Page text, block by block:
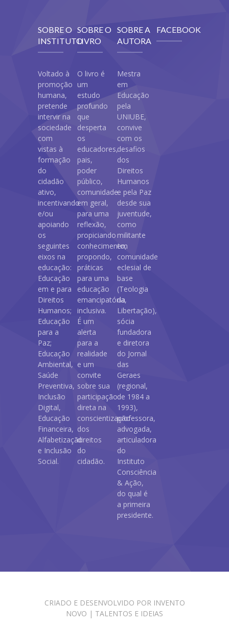
SOBRE O
INSTITUTO
Voltado à
promoção
humana,
pretende
intervir na
sociedade
com
vistas à
formação
do
cidadão
ativo,
incentivando
e/ou
apoiando
os
seguintes
eixos na
educação:
Educação
em e para
Direitos
Humanos;
Educação
para a
Paz;
Educação
Ambiental,
Saúde
Preventiva,
Inclusão
Digital,
Educação
Financeira,
Alfabetização
e Inclusão
Social.
SOBRE O
LIVRO
O livro é
um
estudo
profundo
que
desperta
os
educadores,
pais,
poder
público,
comunidade
em geral,
para uma
reflexão,
propiciando
conhecimento,
propondo,
práticas
para uma
educação
emancipatória,
inclusiva.
É um
alerta
para a
realidade
e um
convite
sobre sua
participação
direta na
conscientização
dos
direitos
do
cidadão.
SOBRE A
AUTORA
Mestra
em
Educação
pela
UNIUBE,
convive
com os
desafios
dos
Direitos
Humanos
e pela Paz
desde sua
juventude,
como
militante
em
comunidade
eclesial de
base
(Teologia
da
Libertação),
sócia
fundadora
e diretora
do Jornal
das
Geraes
(regional,
de 1984 a
1993),
professora,
advogada,
articuladora
do
Instituto
Consciência
& Ação,
do qual é
a primeira
presidente.
FACEBOOK
CRIADO E DESENVOLVIDO POR INVENTO
NOVO | TALENTOS E IDEIAS